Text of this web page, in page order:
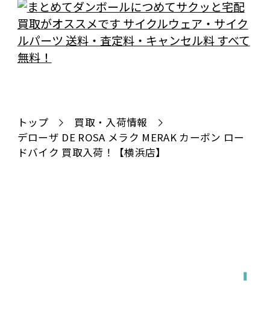
トップ
買取・入荷情報
デローザ DE ROSA メラク MERAK カーボン ロー
ドバイク 買取入荷！【横浜店】